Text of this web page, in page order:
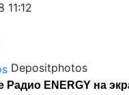
11:12
Depositphotos
Радио ENERGY на